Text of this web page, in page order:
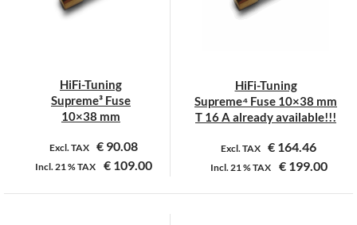
de
productpagina
de
productpagina
HiFi-Tuning
Supreme³ Fuse
10×38 mm
Excl. TAX € 90.08
Incl.21 %TAX € 109.00
Dit
HiFi-Tuning
Supreme⁴ Fuse 10×38 mm
T 16 A already available!!!
Excl. TAX € 164.46
Incl.21 %TAX €199.00